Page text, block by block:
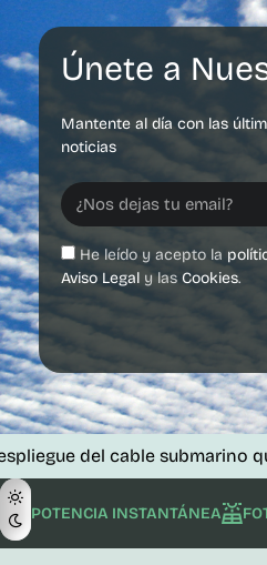
Únete a
Mantente al día con las
noticias
He leído y acepto la
Aviso Legal y las Cookies.
del cable submarino que
POTENCIA INSTANTÁNEA